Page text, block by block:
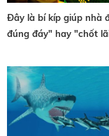
Đây là bí kíp giúp nhà
đúng đáy" hay "chốt